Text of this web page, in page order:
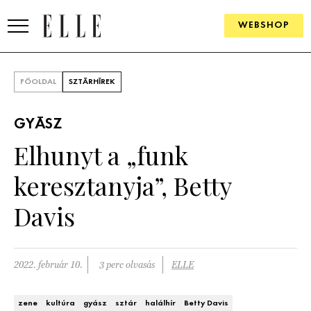
WEBSHOP
SZÉPSÉG
ÉLETMÓD
PÁRKAPCSOLAT
FŐOLDAL SZTÁRHÍREK
GYÁSZ
Elhunyt a „funk
keresztanyja”, Betty
Davis
2022. február 10. 3 perc olvasás ELLE
zene kultúra gyász sztár halálhír Betty Davis